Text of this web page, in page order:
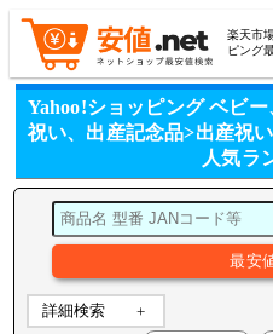
楽天市
ピング
Yahoo!ショッピング ベビ
祝い、出産記念品>出産祝
人気ラ
詳細検索